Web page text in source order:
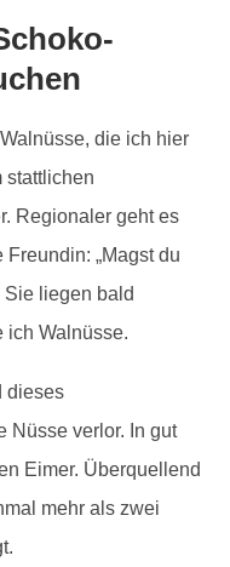
die ich hier
stattlichen
Regionaler geht es
„Magst du
liegen bald
ich Walnüsse.
dieses
Nüsse verlor. In gut
Eimer. Überquellend
mehr als zwei